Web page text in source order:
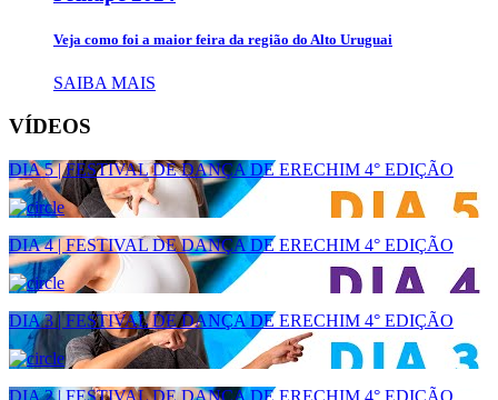
Veja como foi a maior feira da região do Alto Uruguai
SAIBA MAIS
VÍDEOS
DIA 5 | FESTIVAL DE DANÇA DE ERECHIM 4° EDIÇÃO
DIA 4 | FESTIVAL DE DANÇA DE ERECHIM 4° EDIÇÃO
DIA 3 | FESTIVAL DE DANÇA DE ERECHIM 4° EDIÇÃO
DIA 2 | FESTIVAL DE DANÇA DE ERECHIM 4° EDIÇÃO